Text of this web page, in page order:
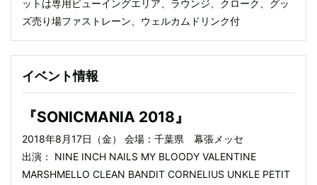
ットは専用ビューイングエリア、ラウンジ、クローク、グッ
ズ売り場ファストレーン、ウェルカムドリンク付
イベント情報
『SONICMANIA 2018』
2018年8月17日（金） 会場：千葉県 幕張メッセ
出演： NINE INCH NAILS MY BLOODY VALENTINE
MARSHMELLO CLEAN BANDIT CORNELIUS UNKLE PETIT